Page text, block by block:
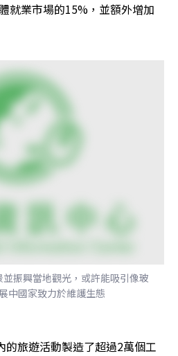
就業市場的15%，並額外增加
振興當地觀光，或許能吸引像玻
中國家致力於維護生態
旅遊活動製造了超過2萬個工